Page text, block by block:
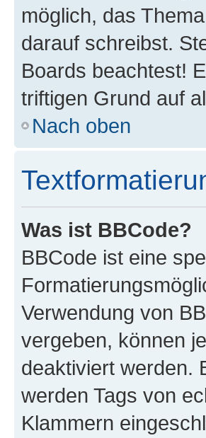
möglich, das
darauf schreibst.
Boards beachtest!
triftigen Grund auf
Nach oben
Was ist BBCode?
BBCode ist eine
Verwendung von
vergeben, können
deaktiviert werden.
werden Tags von
Klammern